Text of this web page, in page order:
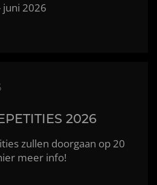
juni 2026
2026
zullen doorgaan op 20
meer info!